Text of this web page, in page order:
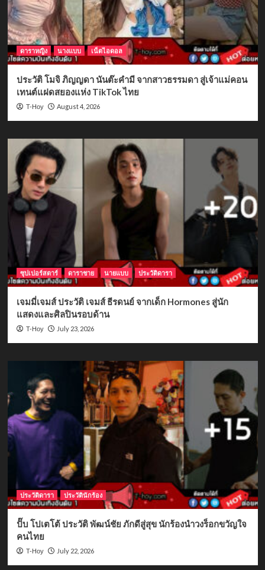
ดาราหญิง นางแบบ เน็ตไอดอล
ประวัติ โมจิ ภิญญดา นันต๊ะคำมี จากสาวธรรมดา สู่เจ้าแม่คอน
เทนต์แฝดสยองแห่ง TikTok ไทย
T-Hoy August 4, 2026
ซุปเปอร์สตาร์ ดาราชาย นายแบบ ประวัติดารา
เจมมี่เจมส์ ประวัติ เจมส์ ธีรดนย์ จากเด็ก Hormones สู่นัก
แสดงและศิลปินรอบด้าน
T-Hoy July 23, 2026
ประวัติดารา ประวัตินักร้อง
ปั๊บ โปเตโต้ ประวัติ พัฒน์ชัย ภักดีสู่สุข นักร้องนำวงร็อกขวัญใจ
คนไทย
T-Hoy July 22, 2026